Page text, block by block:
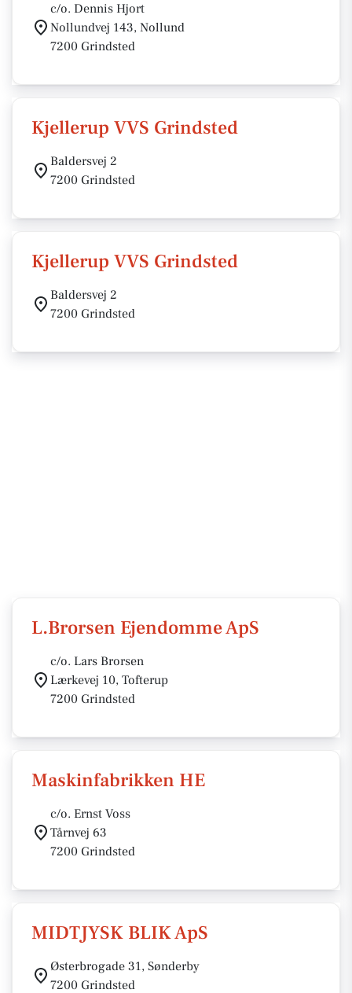
c/o. Dennis Hjort
Nollundvej 143, Nollund
7200 Grindsted
Kjellerup VVS Grindsted
Baldersvej 2
7200 Grindsted
Kjellerup VVS Grindsted
Baldersvej 2
7200 Grindsted
L.Brorsen Ejendomme ApS
c/o. Lars Brorsen
Lærkevej 10, Tofterup
7200 Grindsted
Maskinfabrikken HE
c/o. Ernst Voss
Tårnvej 63
7200 Grindsted
MIDTJYSK BLIK ApS
Østerbrogade 31, Sønderby
7200 Grindsted